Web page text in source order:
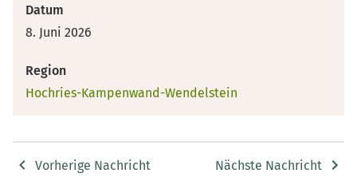
Datum
8. Juni 2026
Region
Hochries-Kampenwand-Wendelstein
Vorherige Nachricht Nächste Nachricht